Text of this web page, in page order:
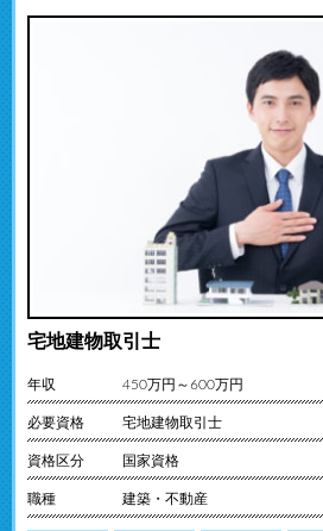
宅地建物取引士
年収 450万円～600万円
必要資格 宅地建物取引士
資格区分 国家資格
職種 建築・不動産